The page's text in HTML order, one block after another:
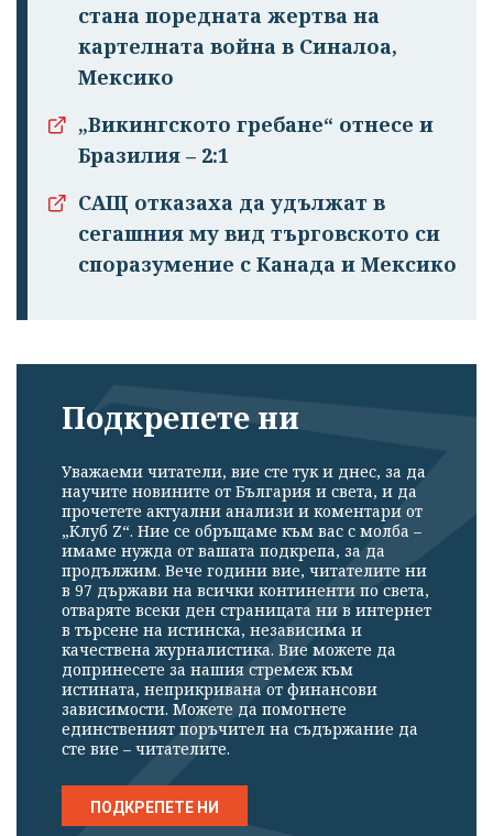
стана поредната жертва на
картелната война в Синалоа,
Мексико
„Викингското гребане“ отнесе и
Бразилия – 2:1
САЩ отказаха да удължат в
сегашния му вид търговското си
споразумение с Канада и Мексико
Подкрепете ни
Уважаеми читатели, вие сте тук и днес, за да
научите новините от България и света, и да
прочетете актуални анализи и коментари от
„Клуб Z“. Ние се обръщаме към вас с молба –
имаме нужда от вашата подкрепа, за да
продължим. Вече години вие, читателите ни
в 97 държави на всички континенти по света,
отваряте всеки ден страницата ни в интернет
в търсене на истинска, независима и
качествена журналистика. Вие можете да
допринесете за нашия стремеж към
истината, неприкривана от финансови
зависимости. Можете да помогнете
единственият поръчител на съдържание да
сте вие – читателите.
ПОДКРЕПЕТЕ НИ